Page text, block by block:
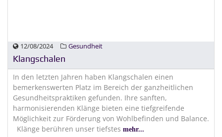
12/08/2024 Gesundheit
Klangschalen
In den letzten Jahren haben Klangschalen einen
bemerkenswerten Platz im Bereich der ganzheitlichen
Gesundheitspraktiken gefunden. Ihre sanften,
harmonisierenden Klänge bieten eine tiefgreifende
Möglichkeit zur Förderung von Wohlbefinden und Balance.
Klänge berühren unser tiefstes mehr...